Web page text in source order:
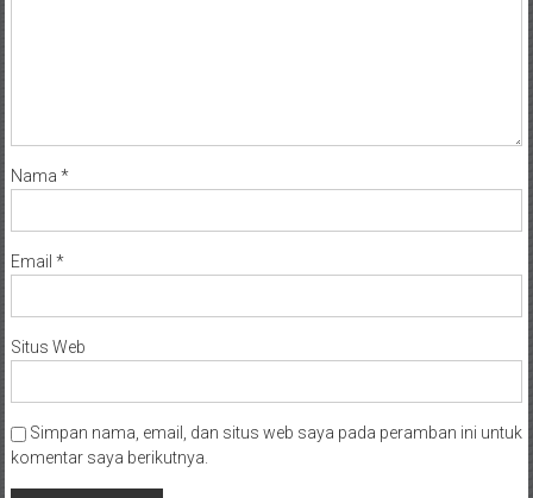
Nama *
Email *
Situs Web
Simpan nama, email, dan situs web saya pada peramban ini untuk
komentar saya berikutnya.